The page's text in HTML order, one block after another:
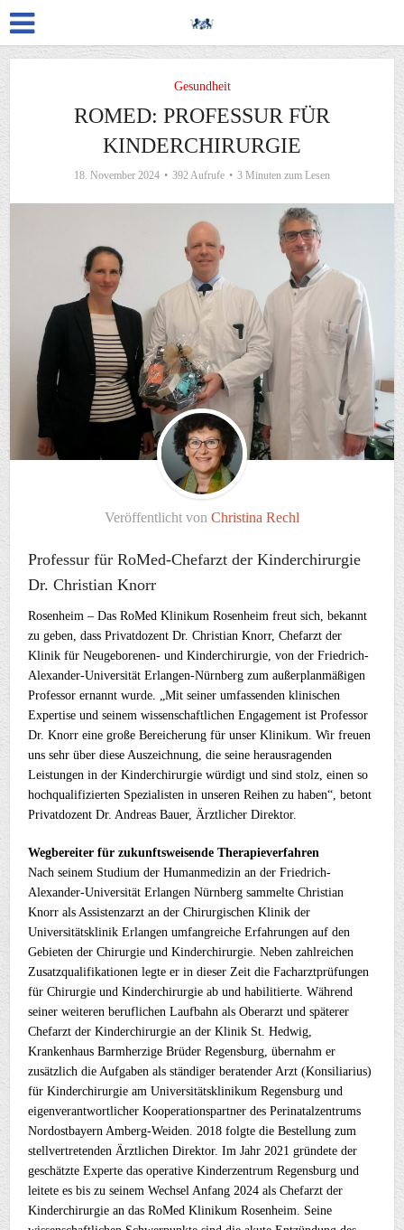
Gesundheit
ROMED: PROFESSUR FÜR
KINDERCHIRURGIE
18. November 2024 392 Aufrufe 3 Minuten zum Lesen
Veröffentlicht von Christina Rechl
Professur für RoMed-Chefarzt der Kinderchirurgie
Dr. Christian Knorr
Rosenheim – Das RoMed Klinikum Rosenheim freut sich, bekannt
zu geben, dass Privatdozent Dr. Christian Knorr, Chefarzt der
Klinik für Neugeborenen- und Kinderchirurgie, von der Friedrich-
Alexander-Universität Erlangen-Nürnberg zum außerplanmäßigen
Professor ernannt wurde. „Mit seiner umfassenden klinischen
Expertise und seinem wissenschaftlichen Engagement ist Professor
Dr. Knorr eine große Bereicherung für unser Klinikum. Wir freuen
uns sehr über diese Auszeichnung, die seine herausragenden
Leistungen in der Kinderchirurgie würdigt und sind stolz, einen so
hochqualifizierten Spezialisten in unseren Reihen zu haben“, betont
Privatdozent Dr. Andreas Bauer, Ärztlicher Direktor.
Wegbereiter für zukunftsweisende Therapieverfahren
Nach seinem Studium der Humanmedizin an der Friedrich-
Alexander-Universität Erlangen Nürnberg sammelte Christian
Knorr als Assistenzarzt an der Chirurgischen Klinik der
Universitätsklinik Erlangen umfangreiche Erfahrungen auf den
Gebieten der Chirurgie und Kinderchirurgie. Neben zahlreichen
Zusatzqualifikationen legte er in dieser Zeit die Facharztprüfungen
für Chirurgie und Kinderchirurgie ab und habilitierte. Während
seiner weiteren beruflichen Laufbahn als Oberarzt und späterer
Chefarzt der Kinderchirurgie an der Klinik St. Hedwig,
Krankenhaus Barmherzige Brüder Regensburg, übernahm er
zusätzlich die Aufgaben als ständiger beratender Arzt (Konsiliarius)
für Kinderchirurgie am Universitätsklinikum Regensburg und
eigenverantwortlicher Kooperationspartner des Perinatalzentrums
Nordostbayern Amberg-Weiden. 2018 folgte die Bestellung zum
stellvertretenden Ärztlichen Direktor. Im Jahr 2021 gründete der
geschätzte Experte das operative Kinderzentrum Regensburg und
leitete es bis zu seinem Wechsel Anfang 2024 als Chefarzt der
Kinderchirurgie an das RoMed Klinikum Rosenheim. Seine